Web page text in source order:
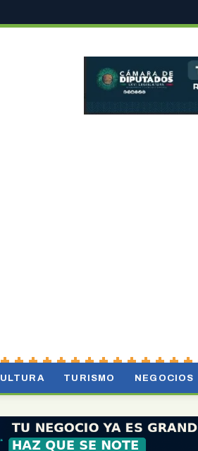
TURISMO NEGOCIOS